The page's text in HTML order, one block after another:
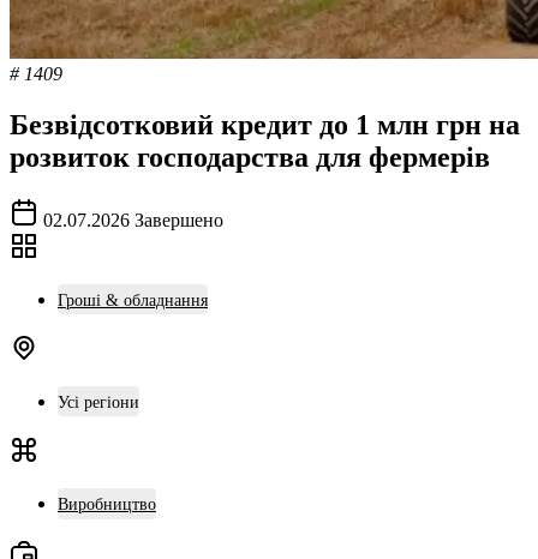
# 1409
Безвідсотковий кредит до 1 млн грн на
розвиток господарства для фермерів
02.07.2026 Завершено
Гроші & обладнання
Усі регіони
Виробництво